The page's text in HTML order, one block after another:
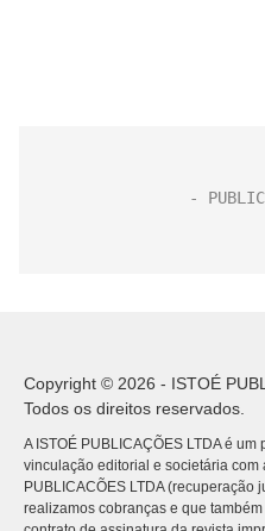
Copyright © 2026 - ISTOÉ
Todos os direitos reservados.
A ISTOÉ PUBLICAÇÕES LTDA é
vinculação editorial e societária com
PUBLICACÕES LTDA
realizamos cobranças e que